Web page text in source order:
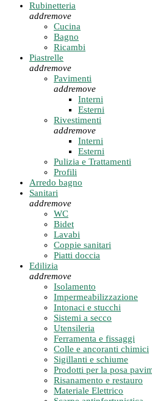
Rubinetteria
addremove
Cucina
Bagno
Ricambi
Piastrelle
addremove
Pavimenti
addremove
Interni
Esterni
Rivestimenti
addremove
Interni
Esterni
Pulizia e Trattamenti
Profili
Arredo bagno
Sanitari
addremove
WC
Bidet
Lavabi
Coppie sanitari
Piatti doccia
Edilizia
addremove
Isolamento
Impermeabilizzazione
Intonaci e stucchi
Sistemi a secco
Utensileria
Ferramenta e fissaggi
Colle e ancoranti chimici
Sigillanti e schiume
Prodotti per la posa
Risanamento e restauro
Materiale Elettrico